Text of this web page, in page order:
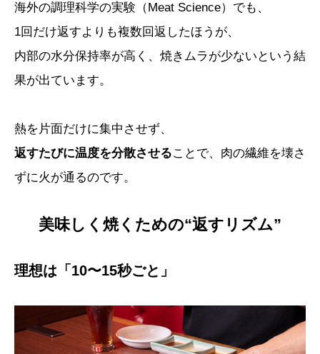
海外の調理科学の実験（Meat Science）でも、
1回だけ返すよりも複数回返したほうが、
内部の水分保持率が高く、焼きムラが少ないという結
果が出ています。
熱を片面だけに集中させず、
返すたびに温度を分散させることで、肉の繊維を壊さ
ずに火が通るのです。
美味しく焼くための“返すリズム”
理想は「10〜15秒ごと」